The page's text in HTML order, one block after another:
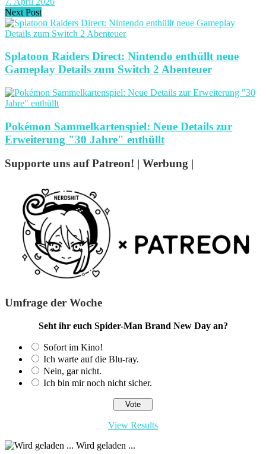
Next Post
Splatoon Raiders Direct: Nintendo enthüllt neue
Gameplay Details zum Switch 2 Abenteuer
Pokémon Sammelkartenspiel: Neue Details zur
Erweiterung "30 Jahre" enthüllt
Supporte uns auf Patreon! | Werbung |
Umfrage der Woche
Seht ihr euch Spider-Man Brand New Day an?
Sofort im Kino!
Ich warte auf die Blu-ray.
Nein, gar nicht.
Ich bin mir noch nicht sicher.
View Results
Wird geladen ...